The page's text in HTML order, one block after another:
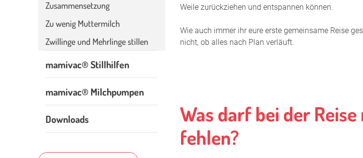
Weile zurückziehen und entspannen können.
Wie auch immer ihr eure erste gemeinsame Reise
nicht, ob alles nach Plan verläuft.
Was darf bei der
fehlen?
Zusammensetzung
Zu wenig Muttermilch
Zwillinge und Mehrlinge stillen
mamivac® Stillhilfen
mamivac® Milchpumpen
Downloads